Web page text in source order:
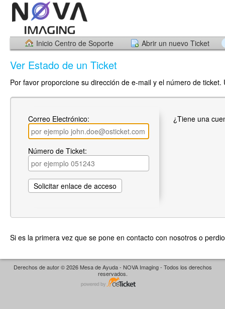
Inicio Centro de Soporte Abrir un nuevo Ticket
Ver Estado de un Ticket
Por favor proporcione su dirección de e-mail y el número de
Correo Electrónico:
Número de Ticket:
¿Tiene una
Si es la primera vez que se pone en contacto con nosotros o
Derechos de autor © 2026 Mesa de Ayuda - NOVA Imaging - Todos los derechos
reservados.